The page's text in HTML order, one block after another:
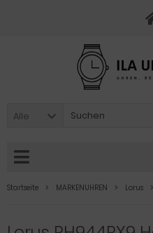
Alle
Startseite MARKENUHREN Lorus